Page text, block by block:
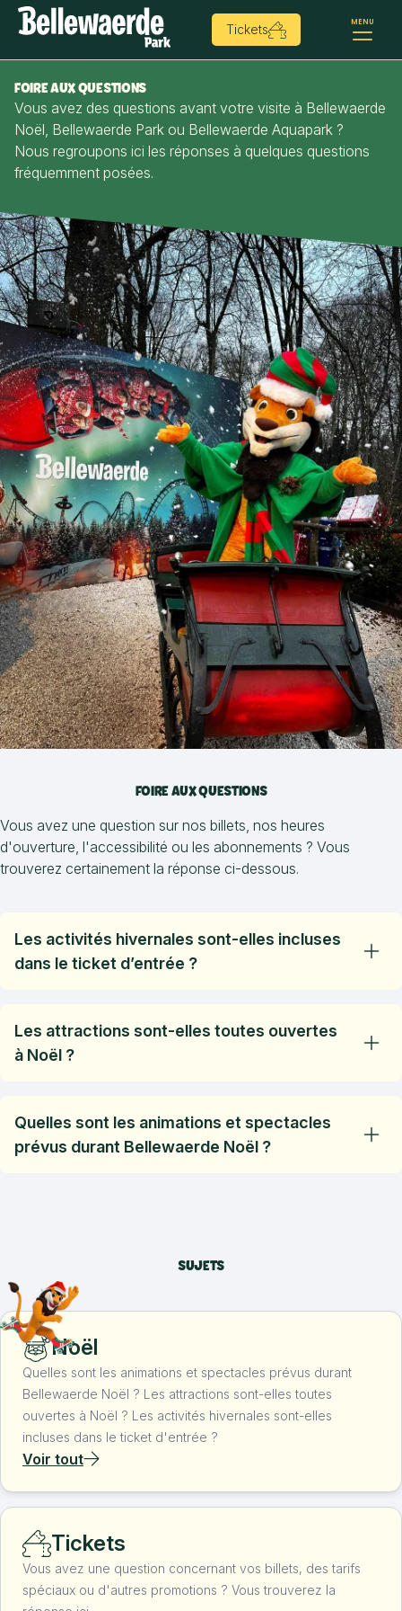
Tickets MENU
FOIRE AUX QUESTIONS
Vous avez des questions avant votre visite à Bellewaerde
Noël, Bellewaerde Park ou Bellewaerde Aquapark ?
Nous regroupons ici les réponses à quelques questions
fréquemment posées.
FOIRE AUX QUESTIONS
Vous avez une question sur nos billets, nos heures
d'ouverture, l'accessibilité ou les abonnements ? Vous
trouverez certainement la réponse ci-dessous.
Les activités hivernales sont-elles incluses
dans le ticket d’entrée ?
spectacle de Noël ainsi que l’aire de jeux et la piste de
roller intérieures sont inclus dans votre ticket d’entrée.
Les attractions sont-elles toutes ouvertes
à Noël ?
d'autres attractions peuvent être fermées en raison de
températures négatives.
Quelles sont les animations et spectacles
prévus durant Bellewaerde Noël ?
intérieures remplie de châteaux gonflables. Pour terminer,
faites la rencontre la plus magique de l’année avec le Père
Noël et son lutin !
SUJETS
Noël
Quelles sont les animations et spectacles prévus durant
Bellewaerde Noël ? Les attractions sont-elles toutes
ouvertes à Noël ? Les activités hivernales sont-elles
incluses dans le ticket d'entrée ?
Voir tout
Tickets
Vous avez une question concernant vos billets, des tarifs
spéciaux ou d'autres promotions ? Vous trouverez la